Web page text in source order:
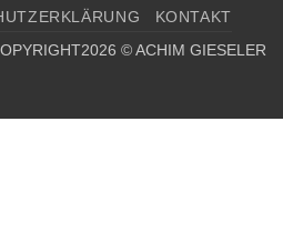
KONTAKT
© ACHIM GIESELER